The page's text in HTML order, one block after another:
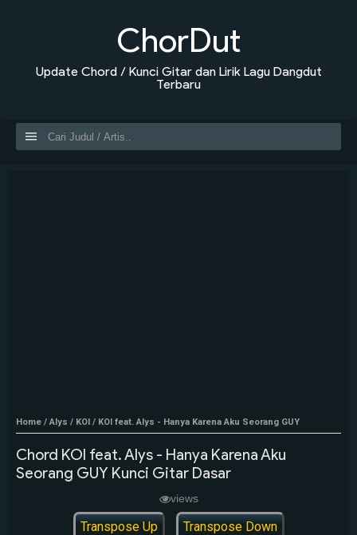
ChorDut
Update Chord / Kunci Gitar dan Lirik Lagu Dangdut
Terbaru
Home / Alys / KOI / KOI feat. Alys - Hanya Karena Aku Seorang GUY
Chord KOI feat. Alys - Hanya Karena Aku
Seorang GUY Kunci Gitar Dasar
views
Transpose Up Transpose Down